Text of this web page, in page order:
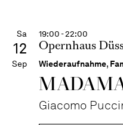
Sa
12
Sep
19:00 - 22:00
Opernhaus
Wiederaufnahme,
Giacomo